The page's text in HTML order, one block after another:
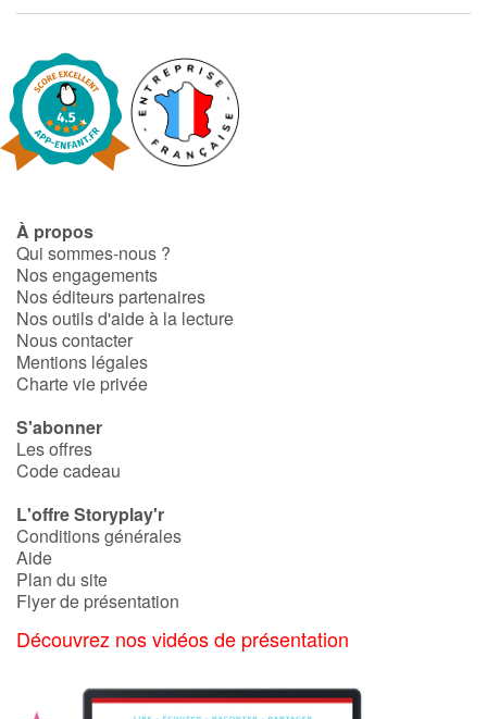
Fable, mythe, littérature et poésie
Princesses et princes, rois, reines et dragons
Ogres, monstres et sorcières
Héroïnes et héros
Écologie, nature, saisons
Les animaux
Voyage, épopée, enquête, aventure
Autour du monde
Apprentissage
Documentaires
En famille
Quotidien et loisirs
À l'école
À propos
Qui sommes-nous ?
Nos engagements
Nos éditeurs partenaires
Nos outils d'aide à la lecture
Nous contacter
Mentions légales
Charte vie privée
S'abonner
Les offres
Code cadeau
L'offre Storyplay'r
Conditions générales
Aide
Plan du site
Flyer de présentation
Découvrez nos vidéos de présentation